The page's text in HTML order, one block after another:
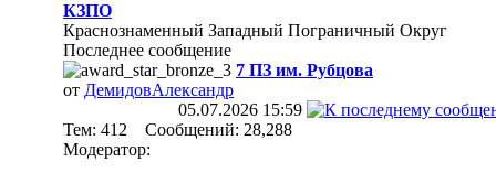
КЗПО
Краснознаменный Западный Пограничный Округ
Последнее сообщение
7 ПЗ им. Рубцова
от ДемидовАлександр
05.07.2026 15:59
Тем: 412 Сообщений: 28,288
Модератор: